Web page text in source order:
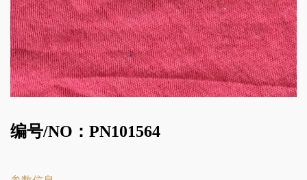
编号/NO：PN101564